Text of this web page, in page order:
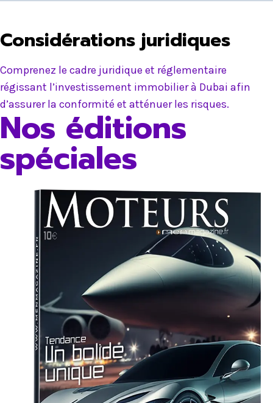
Considérations juridiques
Comprenez le cadre juridique et réglementaire
régissant l’investissement immobilier à Dubai afin
d’assurer la conformité et atténuer les risques.
Nos éditions
spéciales